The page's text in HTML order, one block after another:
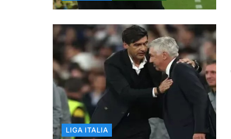
LIGA ITALIA